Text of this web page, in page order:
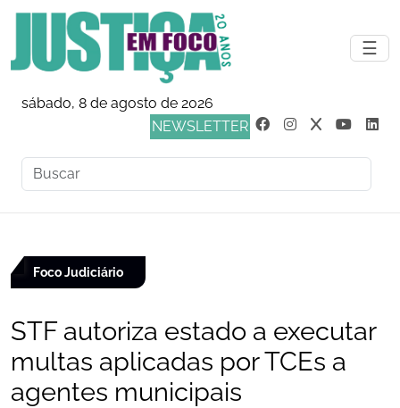
☰
sábado, 8 de agosto de 2026
NEWSLETTER
Foco Judiciário
STF autoriza estado a executar
multas aplicadas por TCEs a
agentes municipais